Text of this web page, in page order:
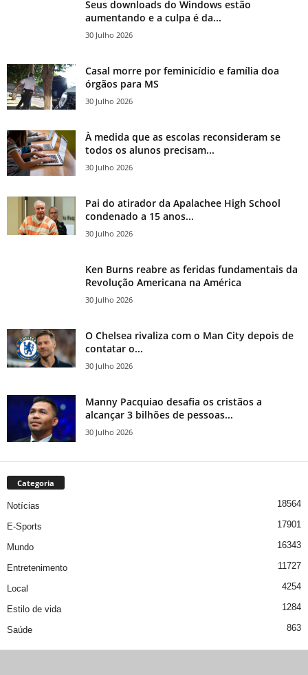
Seus downloads do Windows estão
aumentando e a culpa é da...
30 Julho 2026
Casal morre por feminicídio e família doa
órgãos para MS
30 Julho 2026
À medida que as escolas reconsideram se
todos os alunos precisam...
30 Julho 2026
Pai do atirador da Apalachee High School
condenado a 15 anos...
30 Julho 2026
Ken Burns reabre as feridas fundamentais da
Revolução Americana na América
30 Julho 2026
O Chelsea rivaliza com o Man City depois de
contatar o...
30 Julho 2026
Manny Pacquiao desafia os cristãos a
alcançar 3 bilhões de pessoas...
30 Julho 2026
Categoria
Notícias 18564
E-Sports 17901
Mundo 16343
Entretenimento 11727
Local 4254
Estilo de vida 1284
Saúde 863